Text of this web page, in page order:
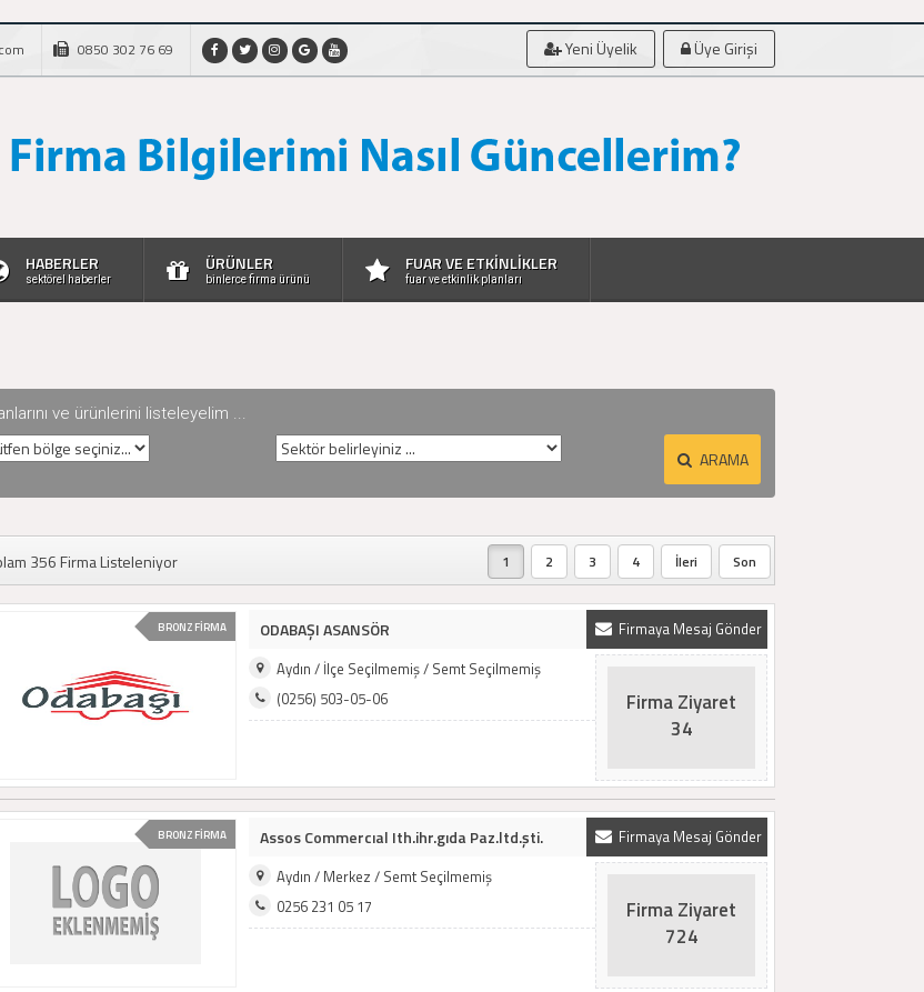
0850 302 76 69 Yeni Üyelik Üye Girişi
HABERLER
sektörel haberler
ÜRÜNLER
binlerce firma ürünü
FUAR VE ETKİNLİKLER
fuar ve etkinlik planları
ve ürünlerini listeleyelim ...
ARAMA
356 Firma Listeleniyor 1 2 3 4 İleri Son
BRONZ FİRMA Firmaya Mesaj Gönder
ODABAŞI ASANSÖR
Aydın / İlçe Seçilmemiş / Semt Seçilmemiş
(0256) 503-05-06
Firma Ziyaret
34
BRONZ FİRMA Firmaya Mesaj Gönder
Assos Commercıal Ith.ihr.gıda Paz.ltd.şti.
Aydın / Merkez / Semt Seçilmemiş
0256 231 05 17
Firma Ziyaret
724